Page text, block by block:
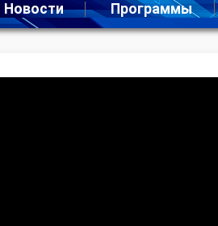
Новости Программы